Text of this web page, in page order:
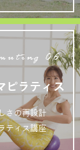
06
ピラティス
さの再設計
ティス講座